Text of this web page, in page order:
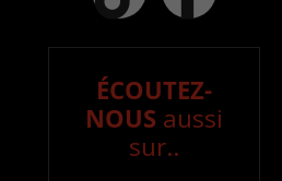
ÉCOUTEZ-
NOUS aussi
sur..